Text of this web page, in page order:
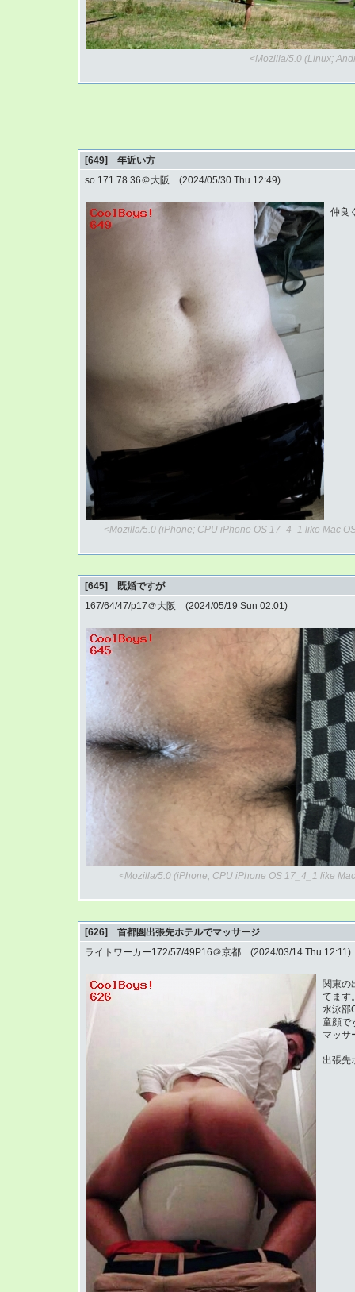
<Mozilla/5.0 (Linux;
[649] 年近い方
so 171.78.36＠大阪 (2024/05/30 Thu 12:49)
仲良
<Mozilla/5.0 (iPhone; CPU iPhone OS 17_4_1 like Mac
[645] 既婚ですが
167/64/47/p17＠大阪 (2024/05/19 Sun 02:01)
<Mozilla/5.0 (iPhone; CPU iPhone OS 17_4_1 like
[626] 首都圏出張先ホテルでマッサージ
ライトワーカー172/57/49P16＠京都 (2024/03/14 Thu 12:11)
関東の
てます
水泳部
童顔で
マッサ
出張先